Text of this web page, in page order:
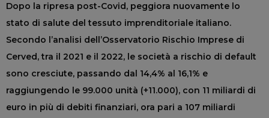
Dopo la ripresa post-Covid, peggiora nuovamente lo
stato di salute del tessuto imprenditoriale italiano.
Secondo l’analisi dell’Osservatorio Rischio Imprese di
Cerved, tra il 2021 e il 2022, le società a rischio di default
sono cresciute, passando dal 14,4% al 16,1% e
raggiungendo le 99.000 unità (+11.000), con 11 miliardi di
euro in più di debiti finanziari, ora pari a 107 miliardi